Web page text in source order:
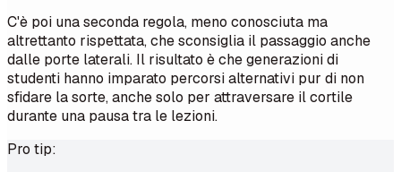
C'è poi una seconda regola, meno conosciuta ma
altrettanto rispettata, che sconsiglia il passaggio anche
dalle porte laterali. Il risultato è che generazioni di
studenti hanno imparato percorsi alternativi pur di non
sfidare la sorte, anche solo per attraversare il cortile
durante una pausa tra le lezioni.
Pro tip: